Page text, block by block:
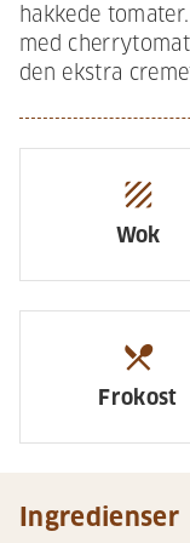
hakkede
med
den ekstra
texture
Wok
restaurant_menu
Frokost
Ingredienser